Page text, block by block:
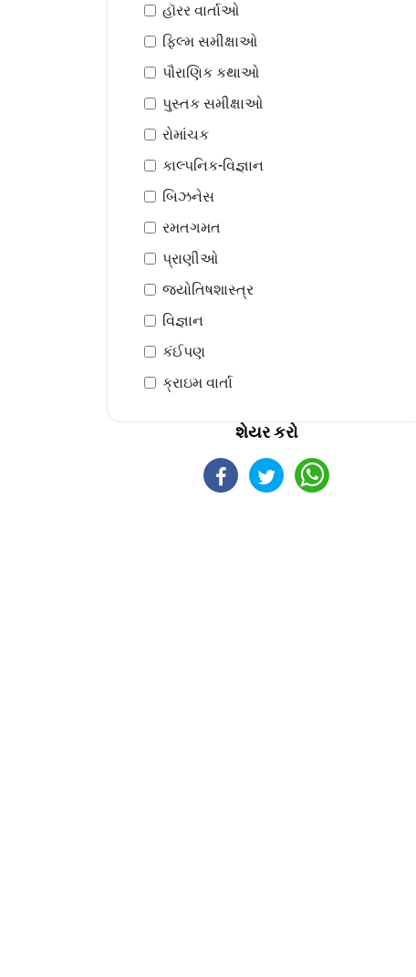
હૉરર વાર્તાઓ
ફિલ્મ સમીક્ષાઓ
પૌરાણિક કથાઓ
પુસ્તક સમીક્ષાઓ
રોમાંચક
કાલ્પનિક-વિજ્ઞાન
બિઝનેસ
રમતગમત
પ્રાણીઓ
જ્યોતિષશાસ્ત્ર
વિજ્ઞાન
કંઈપણ
ક્રાઇમ વાર્તા
શેયર કરો